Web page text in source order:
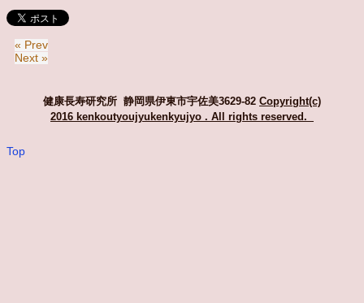
« Prev
Next »
健康長寿研究所 静岡県伊東市宇佐美3629-82 Copyright(c)
2016 kenkoutyoujyukenkyujyo . All rights reserved.
Top